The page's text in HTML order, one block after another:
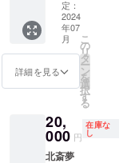
ます。
ご了承
くださ
い。
グッズ
④当
日、羅
殺鬼タ
カシと
のチェ
タカシ
から手
渡しで
プレゼ
クラウ
ドファ
ンディ
ング限
定品
【大野
タカシ
セット
①Gibso
n Tシャ
ツ【稽
古着】
定：
2024
年07
月
詳細を見る
こ
の
リ
タ
ー
ン
を
選
択
す
る
20,
000 円
在庫な
し
北斎夢